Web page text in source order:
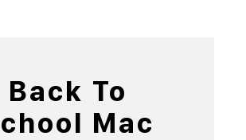
Back To
Mac